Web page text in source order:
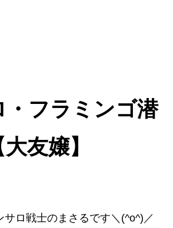
・フラミンゴ潜
友嬢】
サロ戦士のまさるです＼(^o^)／